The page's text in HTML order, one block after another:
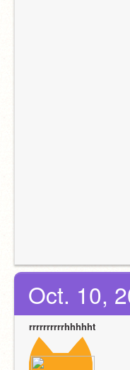
Oct. 10,
rrrrrrrrrrhhhhht